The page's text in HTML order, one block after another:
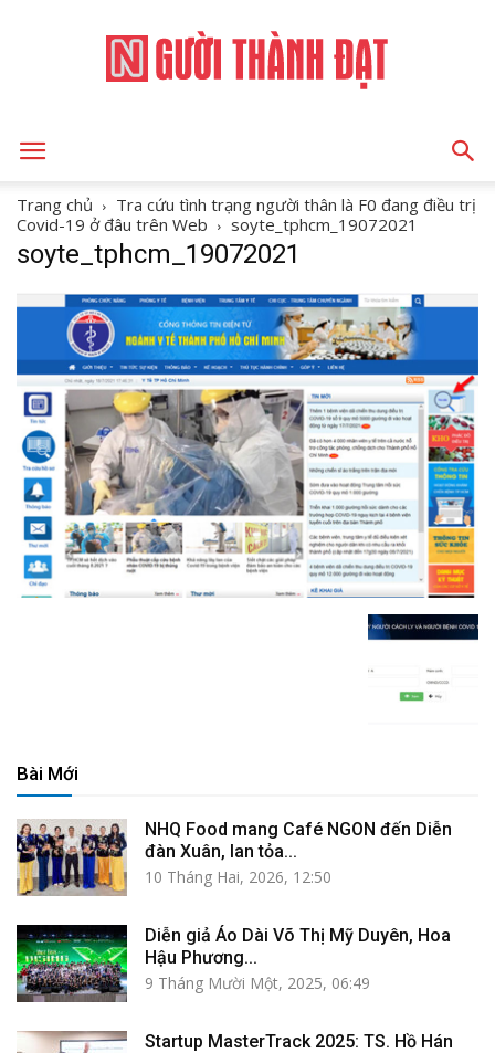
THÀNH
ĐẠT
Trang chủ
Tra cứu tình trạng người thân là F0 đang điều trị
Covid-19 ở đâu trên Web
soyte_tphcm_19072021
soyte_tphcm_19072021
Bài Mới
NHQ Food mang Café NGON đến Diễn
đàn Xuân, lan tỏa...
10 Tháng Hai, 2026, 12:50
Diễn giả Áo Dài Võ Thị Mỹ Duyên, Hoa
Hậu Phương...
9 Tháng Mười Một, 2025, 06:49
Startup MasterTrack 2025: TS. Hồ Hán